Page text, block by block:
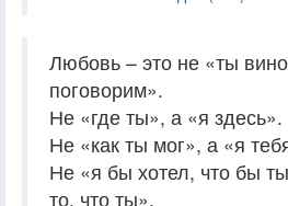
Любовь – это не «ты
поговорим».
Не «где ты», а «я здесь».
Не «как ты мог», а «я
Не «я бы хотел, что бы
то, что ты».